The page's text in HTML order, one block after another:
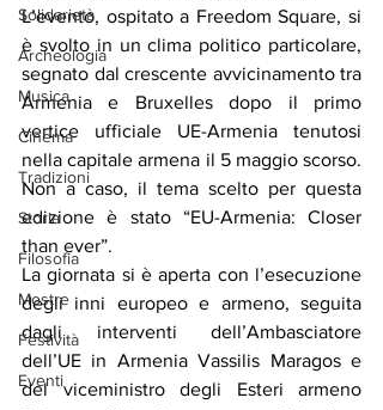
Solidarietà
Archeologia
Musica
Cinema
Tradizioni
Storia
Filosofia
Mostre
Festività
Eventi
L’evento, ospitato a Freedom Square, si
è svolto in un clima politico particolare,
segnato dal crescente avvicinamento tra
Armenia e Bruxelles dopo il primo
vertice ufficiale UE-Armenia tenutosi
nella capitale armena il 5 maggio scorso.
Non a caso, il tema scelto per questa
edizione è stato “EU-Armenia: Closer
than ever”.
La giornata si è aperta con l’esecuzione
degli inni europeo e armeno, seguita
dagli interventi dell’Ambasciatore
dell’UE in Armenia Vassilis Maragos e
del viceministro degli Esteri armeno